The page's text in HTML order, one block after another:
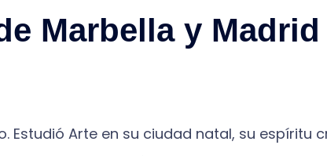
Marbella y
Estudió Arte en su ciudad natal, su espíritu